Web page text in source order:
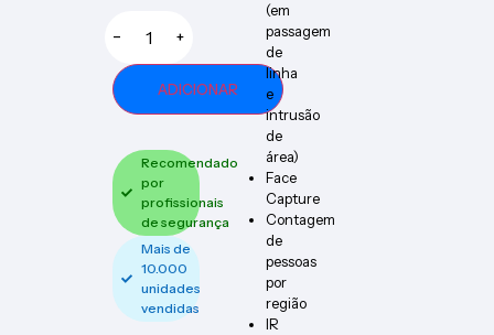
− +
ADICIONAR
Recomendado
por
profissionais
de segurança
Mais de
10.000
unidades
vendidas
(em
passagem
de
linha
e
intrusão
de
área)
Face
Capture
Contagem
de
pessoas
por
região
IR